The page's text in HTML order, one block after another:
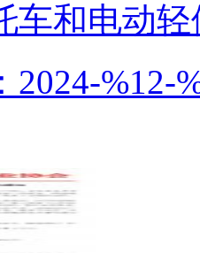
车和电动
2024-%12-